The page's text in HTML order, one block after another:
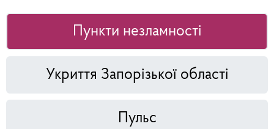
Пункти незламності
Укриття Запорізької області
Пульс